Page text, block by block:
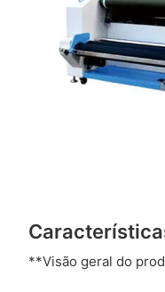
**Visão geral do